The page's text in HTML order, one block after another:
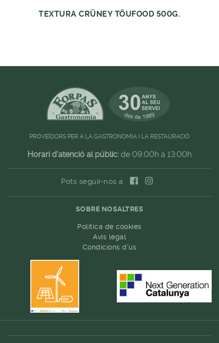
TEXTURA CRÜNEY TÖUFOOD 500G.
PROVEÏDORS PER A LA GASTRONOMIA I LA RESTAURACIÓ
Horari d'atenció al públic: de 09:00h a 13:00h
Pots seguir-nos a
SOBRE NOSALTRES
Política de cookies
Avís legal
Condicions d'ús